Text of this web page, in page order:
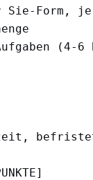
Sie-Form,
(4-